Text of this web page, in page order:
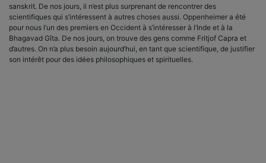
sanskrit. De nos jours, il n’est plus surprenant de rencontrer des
scientifiques qui s’intéressent à autres choses aussi. Oppenheimer a été
pour nous l’un des premiers en Occident à s’intéresser à l’Inde et à la
Bhagavad Gîta. De nos jours, on trouve des gens comme Fritjof Capra et
d’autres. On n’a plus besoin aujourd’hui, en tant que scientifique, de justifier
son intérêt pour des idées philosophiques et spirituelles.